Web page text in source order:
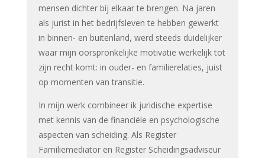
mensen dichter bij elkaar te brengen. Na jaren
als jurist in het bedrijfsleven te hebben gewerkt
in binnen- en buitenland, werd steeds duidelijker
waar mijn oorspronkelijke motivatie werkelijk tot
zijn recht komt: in ouder- en familierelaties, juist
op momenten van transitie.
In mijn werk combineer ik juridische expertise
met kennis van de financiële en psychologische
aspecten van scheiding. Als Register
Familiemediator en Register Scheidingsadviseur